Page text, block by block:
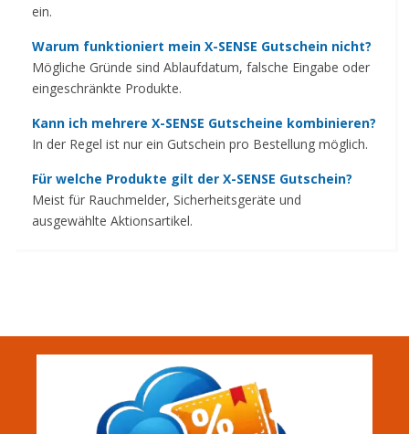
ein.
Warum funktioniert mein X-SENSE Gutschein nicht?
Mögliche Gründe sind Ablaufdatum, falsche Eingabe oder
eingeschränkte Produkte.
Kann ich mehrere X-SENSE Gutscheine kombinieren?
In der Regel ist nur ein Gutschein pro Bestellung möglich.
Für welche Produkte gilt der X-SENSE Gutschein?
Meist für Rauchmelder, Sicherheitsgeräte und
ausgewählte Aktionsartikel.